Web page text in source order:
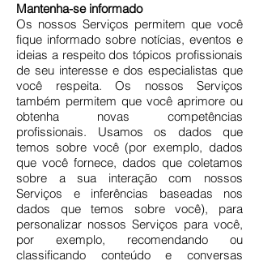
Mantenha-se informado
Os nossos Serviços permitem que você
fique informado sobre notícias, eventos e
ideias a respeito dos tópicos profissionais
de seu interesse e dos especialistas que
você respeita. Os nossos Serviços
também permitem que você aprimore ou
obtenha novas competências
profissionais. Usamos os dados que
temos sobre você (por exemplo, dados
que você fornece, dados que coletamos
sobre a sua interação com nossos
Serviços e inferências baseadas nos
dados que temos sobre você), para
personalizar nossos Serviços para você,
por exemplo, recomendando ou
classificando conteúdo e conversas